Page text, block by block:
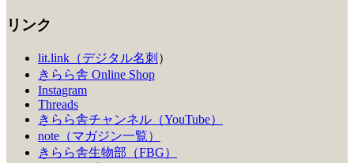
リンク
lit.link（デジタル名刺 ）
きらら舎 Online Shop
Instagram
Threads
きらら舎チャンネル（YouTube）
note（マガジン一覧）
きらら舎生物部（FBG）